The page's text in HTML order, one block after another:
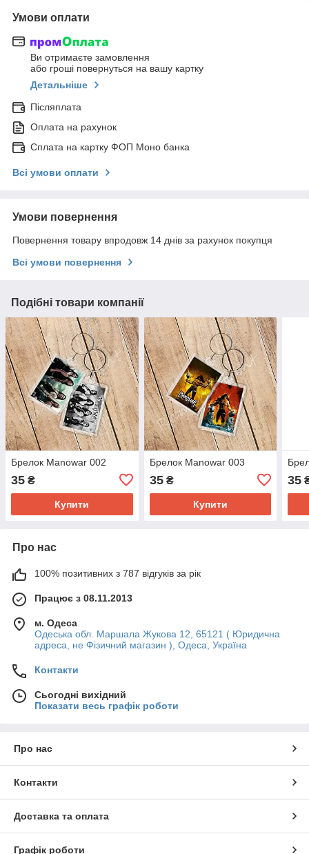
Умови оплати
Ви отримаєте замовлення
або гроші повернуться на вашу картку
Детальніше
Післяплата
Оплата на рахунок
Сплата на картку ФОП Моно банка
Всі умови оплати
Умови повернення
Повернення товару впродовж 14 днів за рахунок покупця
Всі умови повернення
Подібні товари компанії
Брелок Manowar 002
35 ₴
Купити
Брелок Manowar 003
35₴
Купити
35
Про нас
100% позитивних з 787 відгуків за рік
Працює з 08.11.2013
м. Одеса
Одеська обл. Маршала Жукова 12, 65121 ( Юридична
адреса, не Фізичний магазин ), Одеса, Україна
Контакти
Сьогодні вихідний
Показати весь графік роботи
Про нас
Контакти
Доставка та оплата
Графік роботи